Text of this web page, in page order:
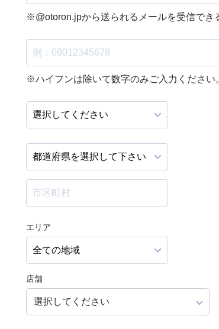
※@otoron.jpから送られるメールを受信でき
※ハイフンは除いて数字のみご入力ください
エリア
店舗
選択してください